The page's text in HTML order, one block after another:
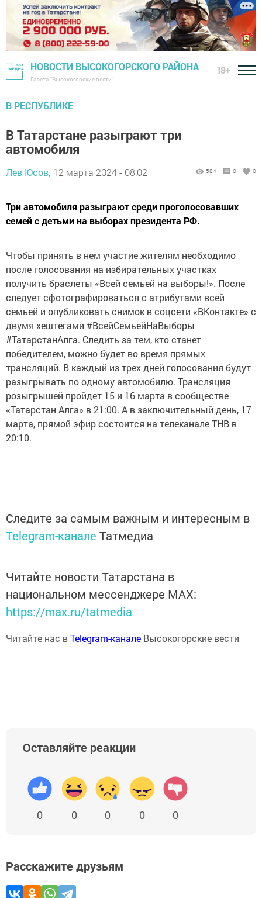
НОВОСТИ ВЫСОКОГОРСКОГО РАЙОНА
Газета "Высокогорские вести"
18+
В РЕСПУБЛИКЕ
В Татарстане разыграют три
автомобиля
Лев Юсов, 12 марта 2024 - 08:02 584 0 0
Три автомобиля разыграют среди проголосовавших
семей с детьми на выборах президента РФ.
Чтобы принять в нем участие жителям необходимо
после голосования на избирательных участках
получить браслеты «Всей семьей на выборы!». После
следует сфотографироваться с атрибутами всей
семьей и опубликовать снимок в соцсети «ВКонтакте» с
двумя хештегами #ВсейСемьейНаВыборы
#ТатарстанАлга. Следить за тем, кто станет
победителем, можно будет во время прямых
трансляций. В каждый из трех дней голосования будут
разыгрывать по одному автомобилю. Трансляция
розыгрышей пройдет 15 и 16 марта в сообществе
«Татарстан Алга» в 21:00. А в заключительный день, 17
марта, прямой эфир состоится на телеканале ТНВ в
20:10.
Следите за самым важным и интересным в
Telegram-канале Татмедиа
Читайте новости Татарстана в
национальном мессенджере MАХ:
https://max.ru/tatmedia
Читайте нас вTelegram-канале Высокогорские вести
Оставляйте реакции
0 0 0 0 0
Расскажите друзьям